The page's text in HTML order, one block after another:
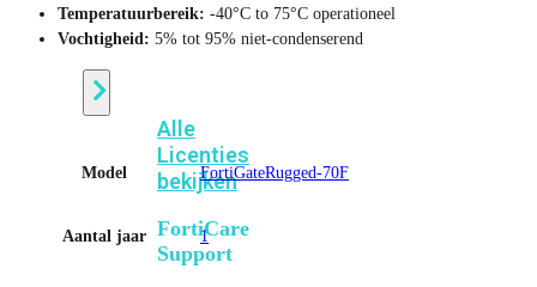
Alle
Licenties
bekijken
FortiCare
Support
Temperatuurbereik: -40°C to 75°C operationeel
Vochtigheid: 5% tot 95% niet-condenserend
Model FortiGateRugged-70F
Aantal jaar 1